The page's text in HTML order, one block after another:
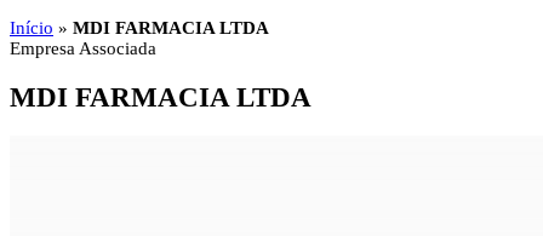
Início » MDI FARMACIA LTDA
Empresa Associada
MDI FARMACIA LTDA